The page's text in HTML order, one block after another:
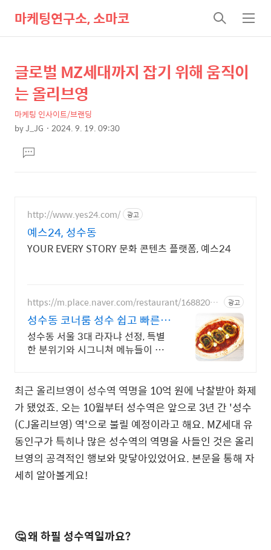
마케팅연구소, 소마코
검
색
메
뉴
상
세
컨
텐
본
문
제
목
글로벌 MZ세대까지 잡기 위해 움직이
는 올리브영
마케팅 인사이트/브랜딩
byJ_JG 2024. 9. 19. 09:30
문댓
글
http://www.yes24.com/ 광고
예스24, 성수동
YOUR EVERY STORY 문화 콘텐츠 플랫폼, 예스24
https://m.place.naver.com/restaurant/16882053
16
광고
성수동 코너룸 성수 쉽고 빠른
네이버 예약
성수동 서울 3대 라자냐 선정, 특별
한 분위기와 시그니쳐 메뉴들이 가
요
최근 올리브영이 성수역 역명을 10억 원에 낙찰받아 화제
가 됐었죠. 오는 10월부터 성수역은 앞으로 3년 간 '성수
(CJ올리브영) 역'으로 불릴 예정이라고 해요. MZ세대 유
동인구가 특히나 많은 성수역의 역명을 사들인 것은 올리
브영의 공격적인 행보와 맞닿아있었어요. 본문을 통해 자
세히 알아볼게요!
🤔 왜 하필 성수역일까요?